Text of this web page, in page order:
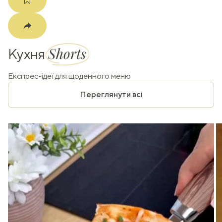
КухняShorts
Експрес-ідеї для щоденного меню
Переглянути всі